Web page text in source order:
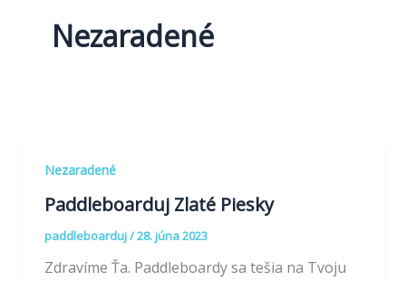
Nezaradené
Nezaradené
Paddleboarduj Zlaté Piesky
paddleboarduj/28. júna 2023
Zdravíme Ťa. Paddleboardy sa tešia na Tvoju